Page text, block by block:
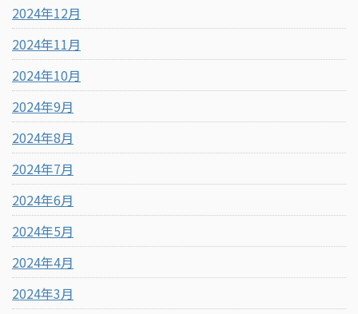
2024年12月
2024年11月
2024年10月
2024年9月
2024年8月
2024年7月
2024年6月
2024年5月
2024年4月
2024年3月